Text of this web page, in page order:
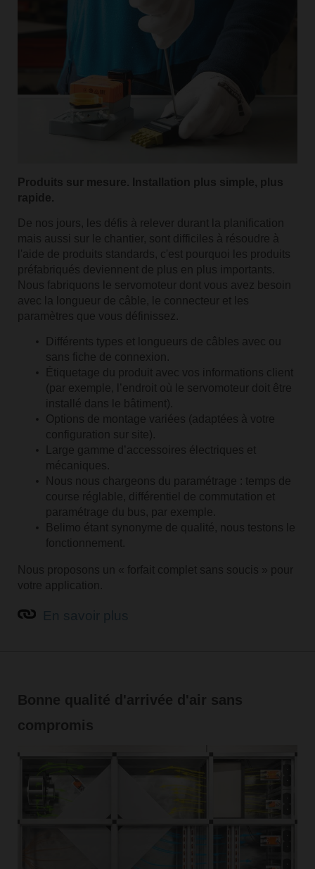
Produits sur mesure. Installation plus simple, plus
rapide.
De nos jours, les défis à relever durant la planification
mais aussi sur le chantier, sont difficiles à résoudre à
l'aide de produits standards, c'est pourquoi les produits
préfabriqués deviennent de plus en plus importants.
Nous fabriquons le servomoteur dont vous avez besoin
avec la longueur de câble, le connecteur et les
paramètres que vous définissez.
Différents types et longueurs de câbles avec ou
sans fiche de connexion.
Étiquetage du produit avec vos informations client
(par exemple, l’endroit où le servomoteur doit être
installé dans le bâtiment).
Options de montage variées (adaptées à votre
configuration sur site).
Large gamme d’accessoires électriques et
mécaniques.
Nous nous chargeons du paramétrage : temps de
course réglable, différentiel de commutation et
paramétrage du bus, par exemple.
Belimo étant synonyme de qualité, nous testons le
fonctionnement.
Nous proposons un « forfait complet sans soucis » pour
votre application.
Bonne qualité d'arrivée d'air sans
compromis